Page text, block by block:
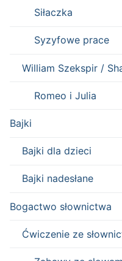
Siłaczka
Syzyfowe prace
William Szekspir /
Romeo i Julia
Bajki
Bajki dla dzieci
Bajki nadesłane
Bogactwo słownictwa
Ćwiczenie ze